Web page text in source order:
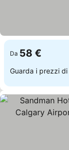
Da 58 €
Guarda i prezzi di